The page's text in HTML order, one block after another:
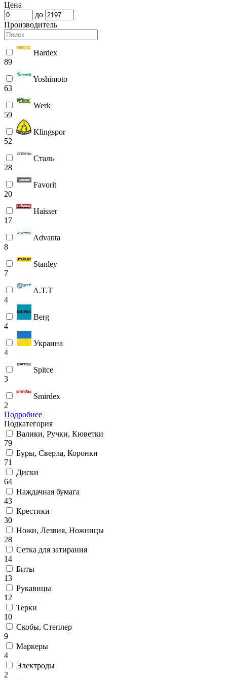
Цена
до
Производитель
Hardex
89
Yoshimoto
63
Werk
59
Klingspor
52
Сталь
28
Favorit
20
Haisser
17
Advanta
8
Stanley
7
A.T.T
4
Berg
4
Украина
4
Spitce
3
Smirdex
2
Подробнее
Подкатегория
Валики, Ручки, Кюветки
79
Буры, Сверла, Коронки
71
Диски
64
Наждачная бумага
43
Крестики
30
Ножи, Лезвия, Ножницы
28
Сетка для затирания
14
Биты
13
Рукавицы
12
Терки
10
Скобы, Степлер
9
Маркеры
4
Электроды
2